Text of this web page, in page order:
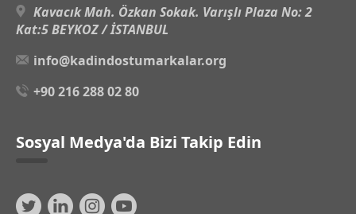
Kavacık Mah. Özkan Sokak. Varışlı Plaza No: 2
Kat:5 BEYKOZ / İSTANBUL
info@kadindostumarkalar.org
+90 216 288 02 80
Sosyal Medya'da Bizi Takip Edin